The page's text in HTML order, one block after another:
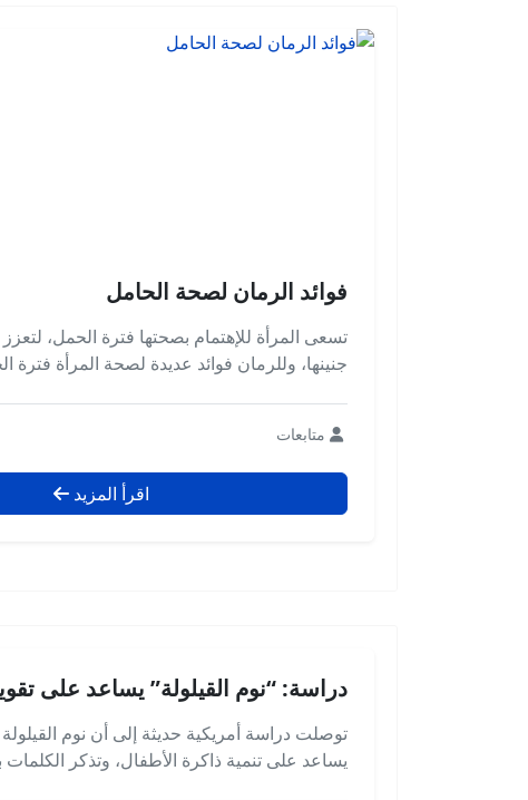
فوائد الرمان لصحة الحامل
تسعى المرأة للإهتمام بصحتها فترة الحمل،
جنينها، وللرمان فوائد عديدة لصحة المرأة فترة
متابعات
اقرأ المزيد
دراسة: “نوم القيلولة” يساعد على
يساعد على تنمية ذاكرة الأطفال، وتذكر